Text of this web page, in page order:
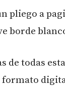
pliego a
borde
de todas
formato